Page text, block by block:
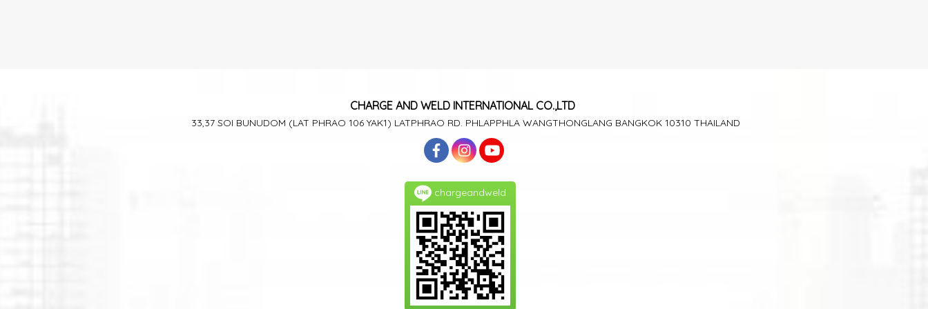
CHARGE AND WELD INTERNATIONAL CO.,LTD
33,37 SOI BUNUDOM (LAT PHRAO 106 YAK1) LATPHRAO RD. PHLAPPHLA WANGTHONGLANG BANGKOK 10310 THAILAND
chargeandweld